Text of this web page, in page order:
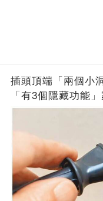
插頭頂端「兩個小
「有3個隱藏功能